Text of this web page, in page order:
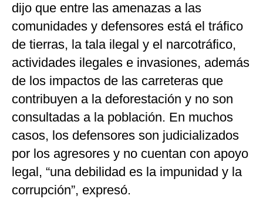
dijo que entre las amenazas a las
comunidades y defensores está el tráfico
de tierras, la tala ilegal y el narcotráfico,
actividades ilegales e invasiones, además
de los impactos de las carreteras que
contribuyen a la deforestación y no son
consultadas a la población. En muchos
casos, los defensores son judicializados
por los agresores y no cuentan con apoyo
legal, “una debilidad es la impunidad y la
corrupción”, expresó.